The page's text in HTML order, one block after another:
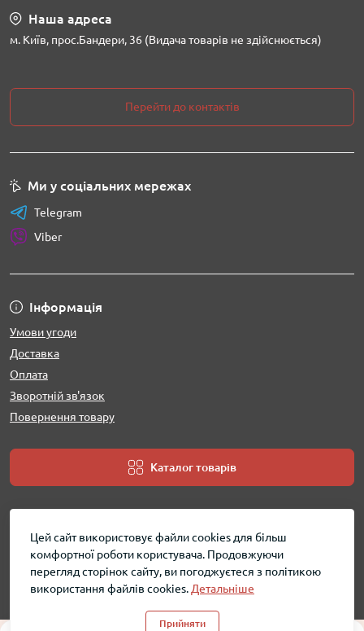
Наша адреса
м. Київ, прос.Бандери, 36 (Видача товарів не здійснюється)
Перейти до контактів
Інформація
Умови угоди
Доставка
Оплата
Зворотній зв'язок
Повернення товару
Каталог товарів
Ми у соціальних мережах
Telegram
Viber
MobShara - інтернет магазин © 2026
Цей сайт використовує файли cookies для більш
комфортної роботи користувача. Продовжуючи
перегляд сторінок сайту, ви погоджуєтеся з політикою
використання файлів cookies. Детальніше
Прийняти